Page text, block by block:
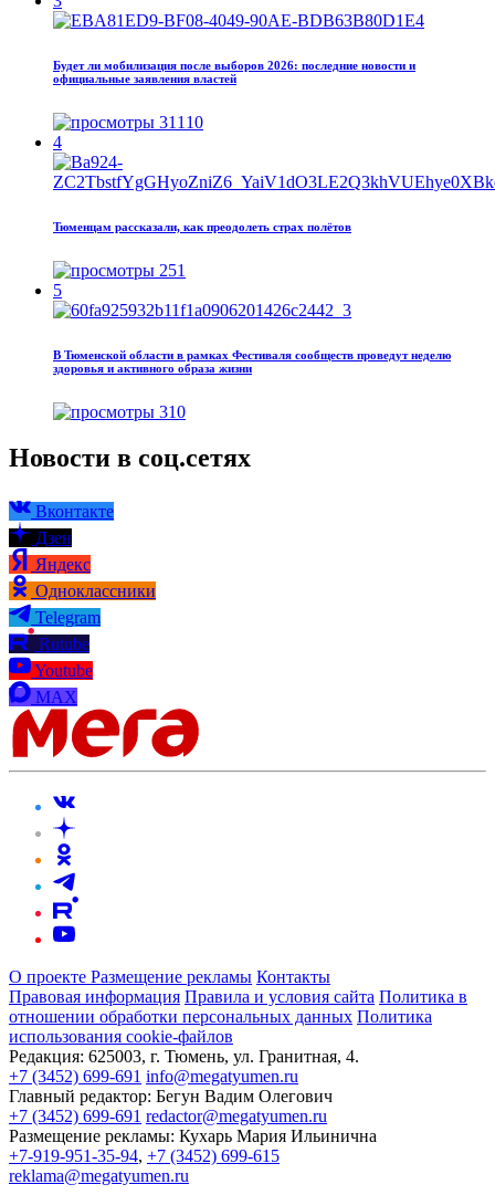
Будет ли мобилизация после выборов 2026: последние новости и
официальные заявления властей
31110
4
Тюменцам рассказали, как преодолеть страх полётов
251
5
В Тюменской области в рамках Фестиваля сообществ проведут неделю
здоровья и активного образа жизни
310
Новости в соц.сетях
Вконтакте
Дзен
Яндекс
Одноклассники
Telegram
Rutube
Youtube
MAX
О проекте Размещение рекламы Контакты
Правовая информация Правила и условия сайта Политика в
отношении обработки персональных данных Политика
использования cookie-файлов
Редакция: 625003, г. Тюмень, ул. Гранитная, 4.
+7 (3452) 699-691 info@megatyumen.ru
Главный редактор: Бегун Вадим Олегович
+7 (3452) 699-691 redactor@megatyumen.ru
Размещение рекламы: Кухарь Мария Ильинична
+7-919-951-35-94, +7 (3452) 699-615
reklama@megatyumen.ru